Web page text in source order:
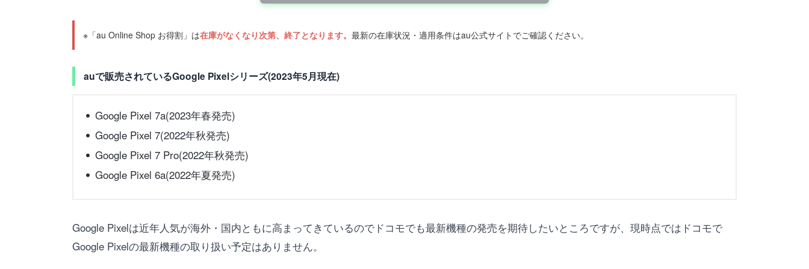
※「au Online Shop お得割」は在庫がなくなり次第、終了となります。 最新の在庫状況・適用条件はau公式サイトでご確認ください。
auで販売されているGoogle Pixelシリーズ(2023年5月現在)
Google Pixel 7a(2023年春発売)
Google Pixel 7(2022年秋発売)
Google Pixel 7 Pro(2022年秋発売)
Google Pixel 6a(2022年夏発売)
Google Pixelは近年人気が海外・国内ともに高まってきているのでドコモでも最新機種の発売を期待したいところですが、現時点ではドコモで
Google Pixelの最新機種の取り扱い予定はありません。